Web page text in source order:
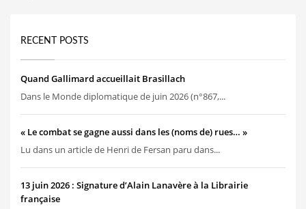
RECENT POSTS
Quand Gallimard accueillait Brasillach
Dans le Monde diplomatique de juin 2026 (n°867,...
« Le combat se gagne aussi dans les (noms de) rues… »
Lu dans un article de Henri de Fersan paru dans...
13 juin 2026 : Signature d’Alain Lanavère à la Librairie
française